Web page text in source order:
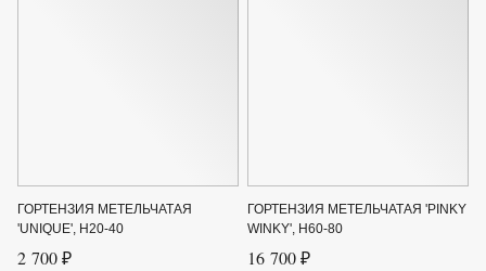
ГОРТЕНЗИЯ МЕТЕЛЬЧАТАЯ
'UNIQUE', H20-40
2 700 ₽
ГОРТЕНЗИЯ МЕТЕЛЬЧАТАЯ 'PINKY
WINKY', H60-80
16 700 ₽